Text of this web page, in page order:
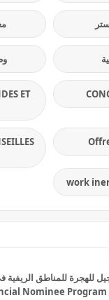
ET
work
Nominee Program